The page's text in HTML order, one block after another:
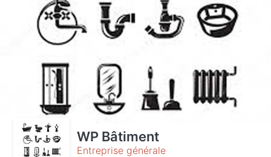
WP Bâtiment
Entreprise générale